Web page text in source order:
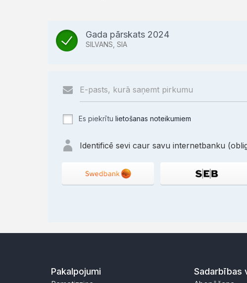
Gada pārskats 2024
SILVANS, SIA
Es piekrītu lietošanas noteikumiem
Identificē sevi caur savu internetbanku
Pakalpojumi Sadarbības